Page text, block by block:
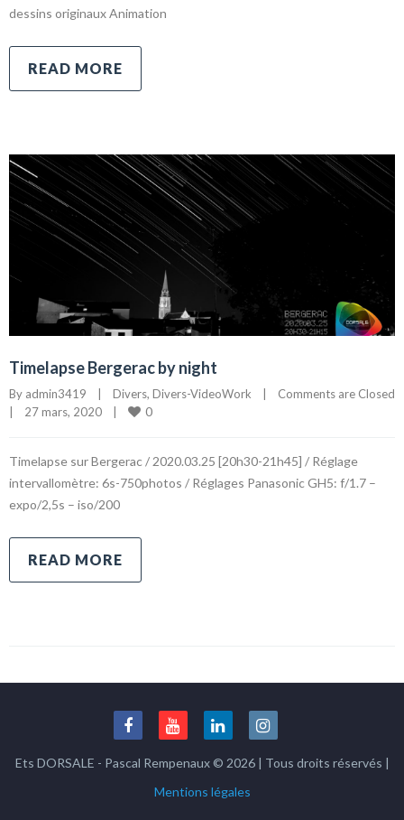
dessins originaux Animation
READ MORE
Timelapse Bergerac by night
By admin3419 Divers, Divers-VideoWork
Comments are Closed
27 mars, 2020 0
Timelapse sur Bergerac / 2020.03.25 [20h30-21h45] / Réglage
intervallomètre: 6s-750photos / Réglages Panasonic GH5: f/1.7 –
expo/2,5s – iso/200
READ MORE
Ets DORSALE - Pascal Rempenaux © 2026 | Tous droits réservés |
Mentions légales